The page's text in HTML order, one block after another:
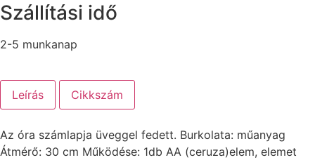
Szállítási idő
2-5 munkanap
Leírás Cikkszám
Az óra számlapja üveggel fedett. Burkolata: műanyag
Átmérő: 30 cm Működése: 1db AA (ceruza)elem, elemet